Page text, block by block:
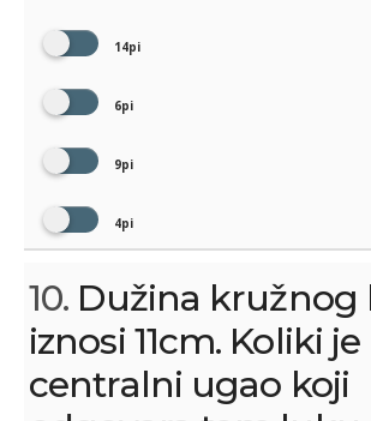
14pi
6pi
9pi
4pi
10. Dužina kružnog
iznosi 11cm. Koliki je
centralni ugao koji